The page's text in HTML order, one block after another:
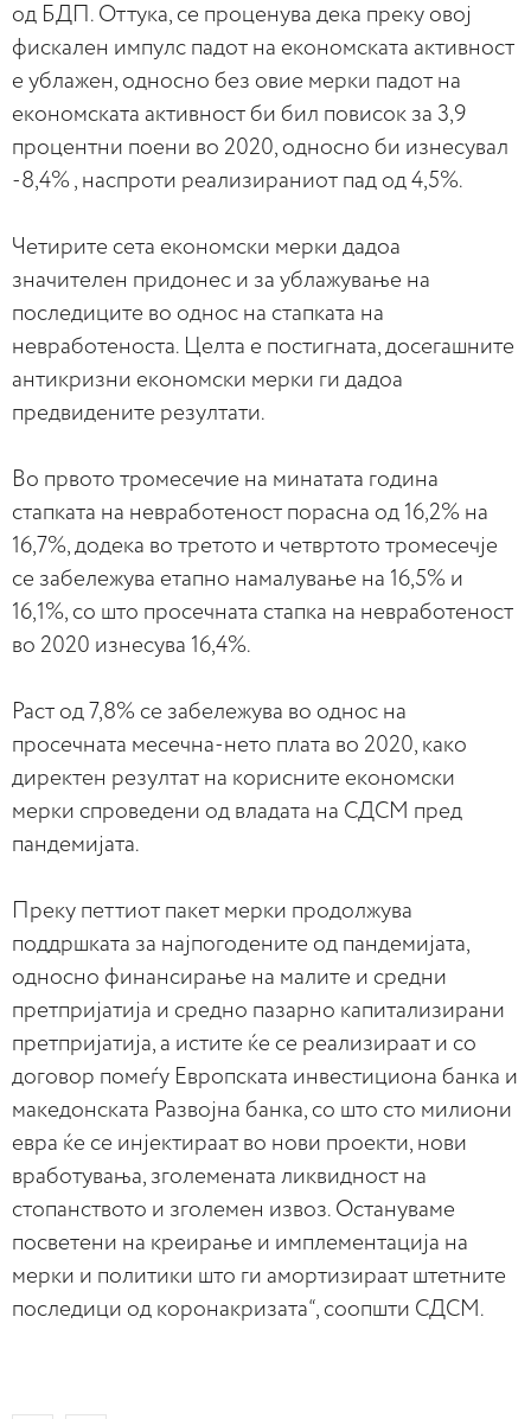
од БДП. Оттука, се проценува дека преку овој
фискален импулс падот на економската активност
е ублажен, односно без овие мерки падот на
економската активност би бил повисок за 3,9
процентни поени во 2020, односно би изнесувал
-8,4% , наспроти реализираниот пад од 4,5%.
Четирите сета економски мерки дадоа
значителен придонес и за ублажување на
последиците во однос на стапката на
невработеноста. Целта е постигната, досегашните
антикризни економски мерки ги дадоа
предвидените резултати.
Во првото тромесечие на минатата година
стапката на невработеност порасна од 16,2% на
16,7%, додека во третото и четвртото тромесечје
се забележува етапно намалување на 16,5% и
16,1%, со што просечната стапка на невработеност
во 2020 изнесува 16,4%.
Раст од 7,8% се забележува во однос на
просечната месечна-нето плата во 2020, како
директен резултат на корисните економски
мерки спроведени од владата на СДСМ пред
пандемијата.
Преку петтиот пакет мерки продолжува
поддршката за најпогодените од пандемијата,
односно финансирање на малите и средни
претпријатија и средно пазарно капитализирани
претпријатија, а истите ќе се реализираат и со
договор помеѓу Европската инвестициона банка и
македонската Развојна банка, со што сто милиони
евра ќе се инјектираат во нови проекти, нови
вработувања, зголемената ликвидност на
стопанството и зголемен извоз. Остануваме
посветени на креирање и имплементација на
мерки и политики што ги амортизираат штетните
последици од коронакризата“, соопшти СДСМ.